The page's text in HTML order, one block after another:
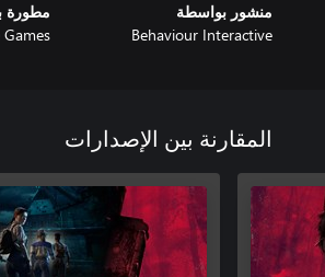
the grotesque, Supermassive Games’
by Daylight, Behaviour Interactive’s
twists, this dark original tale is certain
Casting of Frank Stone and Dead by
Daylight is required to claim rewards.
منشور بواسطة
Behaviour Interactive
مطورة
المقارنة بين الإصدارات